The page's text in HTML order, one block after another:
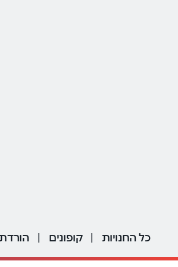
כל החנויות | קופונים |